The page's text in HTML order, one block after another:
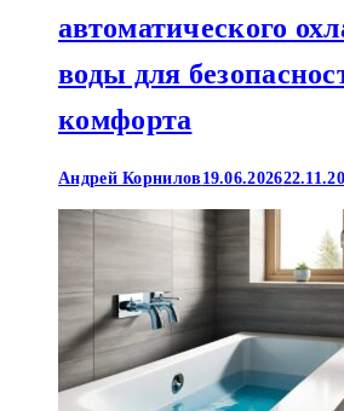
автоматического
воды для
комфорта
Андрей Корнилов 19.06.2026